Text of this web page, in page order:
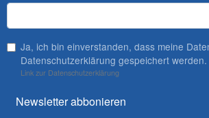
Ja, ich bin einverstanden, dass meine
Datenschutzerklärung gespeichert werden.
Link zur Datenschutzerklärung
Newsletter abbonieren